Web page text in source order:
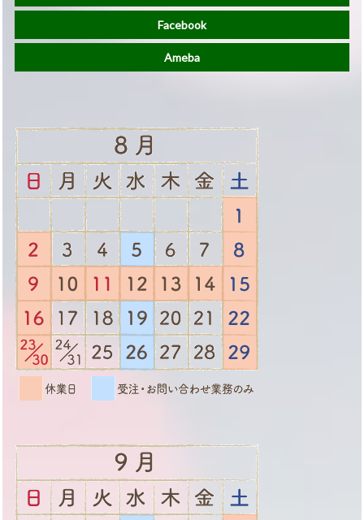
Facebook
Ameba